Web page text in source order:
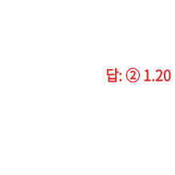
답: ② 1.20